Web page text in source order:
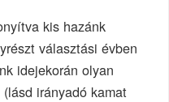
kis hazánk
választási évben
idejekorán olyan
irányadó kamat